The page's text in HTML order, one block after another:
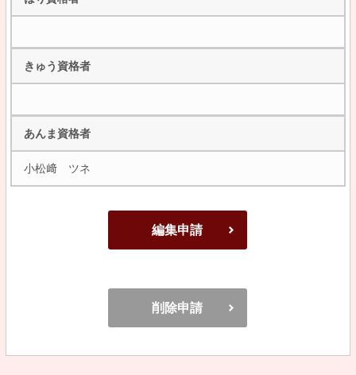
きゅう資格者
あんま資格者
小松﨑 ツネ
編集申請
削除申請